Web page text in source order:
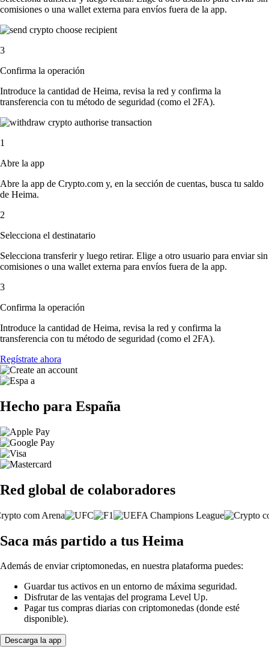
comisiones o una wallet externa para envíos fuera de la app.
3
Confirma la operación
Introduce la cantidad de Heima, revisa la red y confirma la
transferencia con tu método de seguridad (como el 2FA).
1
Abre la app
Abre la app de Crypto.com y, en la sección de cuentas, busca tu saldo
de Heima.
2
Selecciona el destinatario
Selecciona transferir y luego retirar. Elige a otro usuario para enviar sin
comisiones o una wallet externa para envíos fuera de la app.
3
Confirma la operación
Introduce la cantidad de Heima, revisa la red y confirma la
transferencia con tu método de seguridad (como el 2FA).
Regístrate ahora
Hecho para España
Red global de colaboradores
Saca más partido a tus Heima
Además de enviar criptomonedas, en nuestra plataforma puedes:
Guardar tus activos en un entorno de máxima seguridad.
Disfrutar de las ventajas del programa Level Up.
Pagar tus compras diarias con criptomonedas (donde esté
disponible).
Descarga la app